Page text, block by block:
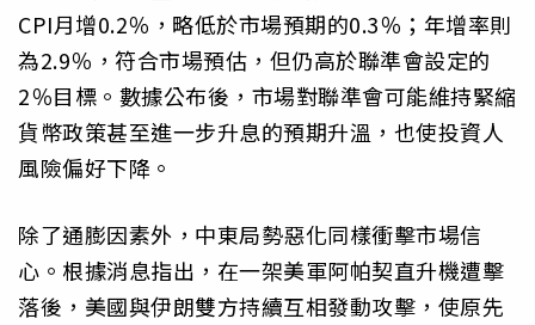
CPI月增0.2％，略低於市場預期的0.3％；年增率則
為2.9％，符合市場預估，但仍高於聯準會設定的
2％目標。數據公布後，市場對聯準會可能維持緊縮
貨幣政策甚至進一步升息的預期升溫，也使投資人
風險偏好下降。
除了通膨因素外，中東局勢惡化同樣衝擊市場信
心。根據消息指出，在一架美軍阿帕契直升機遭擊
落後，美國與伊朗雙方持續互相發動攻擊，使原先